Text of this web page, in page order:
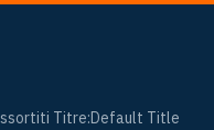
Titre:Default Title